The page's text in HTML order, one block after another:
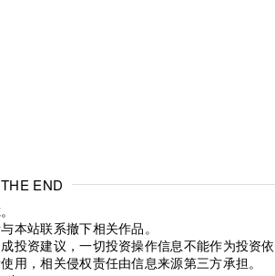
THE END
本站联系撤下相关作品。
投资建议，一切投资操作信息不能作为投资
用，相关侵权责任由信息来源第三方承担。